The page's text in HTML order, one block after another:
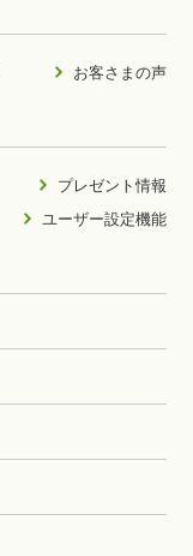
お客さまの声
プレゼント情報
ユーザー設定機能